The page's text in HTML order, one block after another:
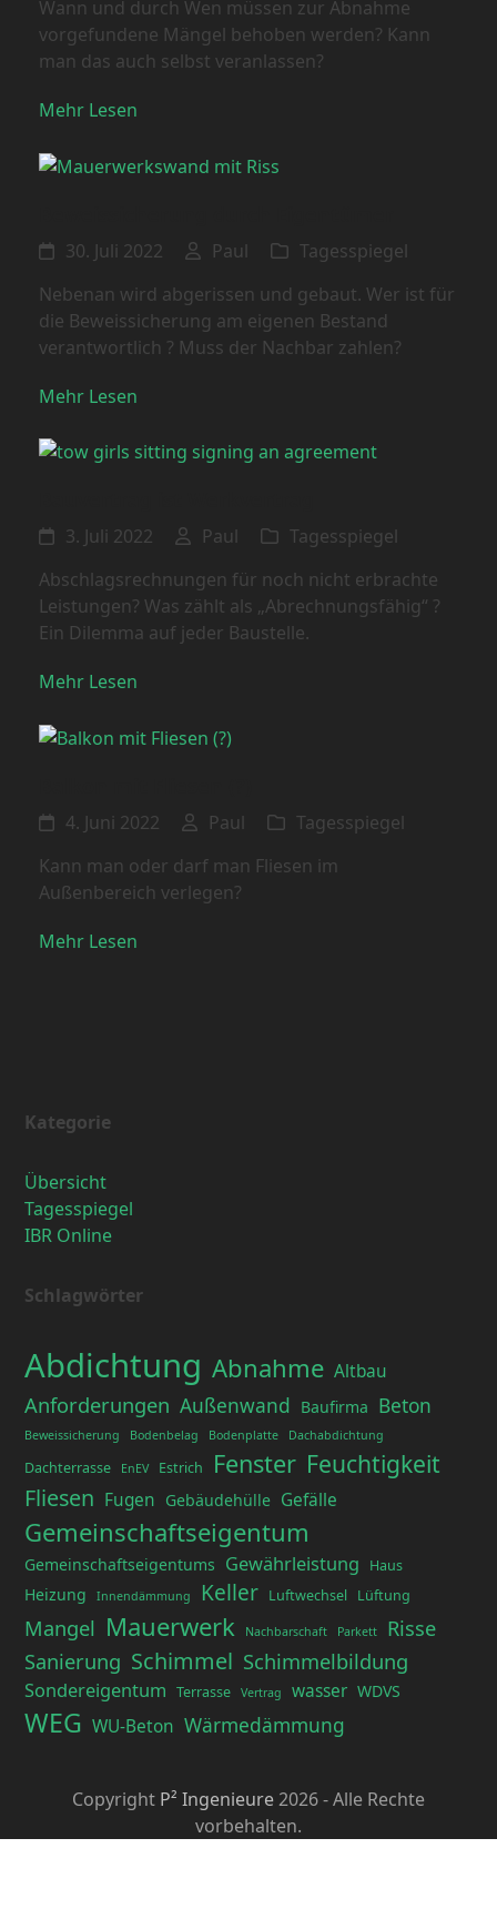
Wann und durch Wen müssen zur Abnahme
vorgefundene Mängel behoben werden? Kann
man das auch selbst veranlassen?
Mehr Lesen
30. Juli 2022 Paul
Tagesspiegel
Nebenan wird abgerissen und gebaut. Wer ist für
die Beweissicherung am eigenen Bestand
verantwortlich ? Muss der Nachbar zahlen?
Mehr Lesen
3. Juli 2022 Paul
Tagesspiegel
Abschlagsrechnungen für noch nicht erbrachte
Leistungen? Was zählt als „Abrechnungsfähig“ ?
Ein Dilemma auf jeder Baustelle.
Mehr Lesen
4. Juni 2022 Paul
Tagesspiegel
Kann man oder darf man Fliesen im
Außenbereich verlegen?
Mehr Lesen
Kategorie
Übersicht
Tagesspiegel
IBR Online
Schlagwörter
Abdichtung Abnahme Altbau
Anforderungen Außenwand Baufirma Beton
Beweissicherung Bodenbelag Bodenplatte Dachabdichtung
Dachterrasse EnEV Estrich Fenster Feuchtigkeit
Fliesen Fugen Gebäudehülle Gefälle
Gemeinschaftseigentum
Gemeinschaftseigentums Gewährleistung Haus
Heizung Innendämmung Keller Luftwechsel Lüftung
Mangel Mauerwerk Nachbarschaft Parkett
Risse
Sanierung Schimmel Schimmelbildung
Sondereigentum Terrasse Vertrag wasser WDVS
WEG WU-Beton Wärmedämmung
Copyright P² Ingenieure2026 - Alle Rechte
vorbehalten.